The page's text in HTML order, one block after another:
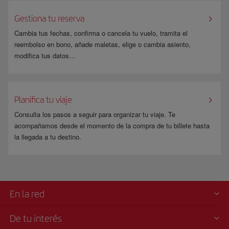
reserva por separado.
Infórmate en la página dewww.fomento.gob.es .
Gestiona tu reserva
Cambia tus fechas, confirma o cancela tu vuelo, tramita el
reembolso en bono, añade maletas, elige o cambia asiento,
modifica tus datos…
Planifica tu viaje
Consulta los pasos a seguir para organizar tu viaje. Te
acompañamos desde el momento de la compra de tu billete hasta
la llegada a tu destino.
En la red
De tu interés